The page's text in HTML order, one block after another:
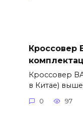
Кроссовер
Кроссовер
в Китае)
0 97